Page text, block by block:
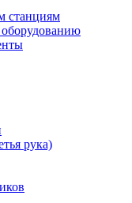
станциям
оборудованию
рука)